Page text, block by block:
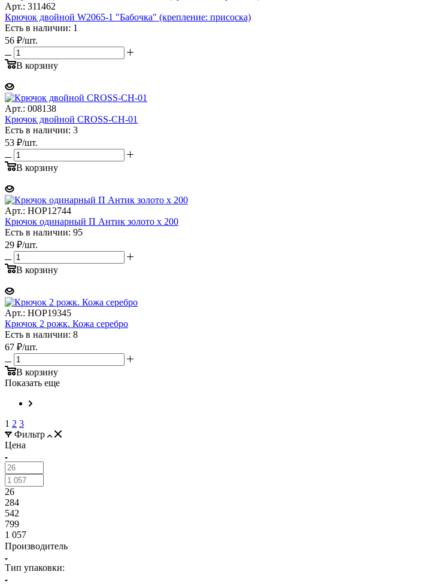
Арт.: 311462
Крючок двойной W2065-1 "Бабочка" (крепление: присоска)
Есть в наличии: 1
56 ₽/шт.
В корзину
Арт.: 008138
Крючок двойной CROSS-CH-01
Есть в наличии: 3
53 ₽/шт.
В корзину
Арт.: НОР12744
Крючок одинарный П Антик золото х 200
Есть в наличии: 95
29 ₽/шт.
В корзину
Арт.: НОР19345
Крючок 2 рожк. Кожа серебро
Есть в наличии: 8
67 ₽/шт.
В корзину
Показать еще
1 2 3
Фильтр
Цена
26
284
542
799
1 057
Производитель
Тип упаковки: